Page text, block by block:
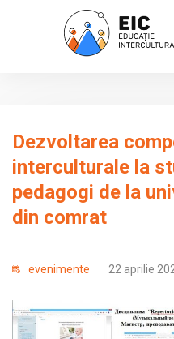
Dezvoltarea
interculturale la
pedagogi de la
din comrat
evenimente 22 aprilie